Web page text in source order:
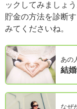
ックしてみましょ
貯金の方法を診断
みてくださいね。
あの
結
なぜ